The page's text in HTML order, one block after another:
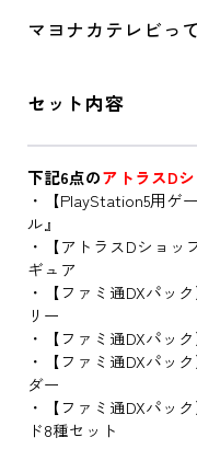
マヨナカテレビっ
セット内容
下記6点のアトラスD
・【PlayStation5用ゲ
ル』
・【アトラスDショッ
ギュア
・【ファミ通DXパッ
リー
・【ファミ通DXパッ
・【ファミ通DXパッ
ダー
・【ファミ通DXパッ
ド8種セット